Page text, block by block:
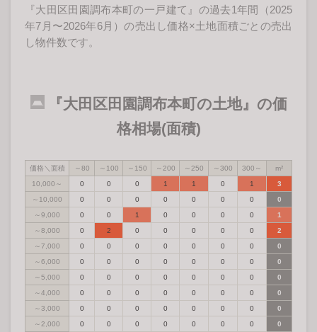
『大田区田園調布本町の一戸建て』の過去1年間（2025
年7月〜2026年6月）の売出し価格×土地面積ごとの売出
し物件数です。
『大田区田園調布本町の土地』の価
格相場(面積)
価格＼面積 ～80 ～100 ～150 ～200 ～250 ～300 300～
m²
10,000～
0 0 0 1 1 0 1
3
～10,000
0 0 0 0 0 0 0
0
～9,000
0 0 1 0 0 0 0
1
～8,000
0 2 0 0 0 0 0
2
～7,000
0 0 0 0 0 0 0
0
～6,000
0 0 0 0 0 0 0
0
～5,000
0 0 0 0 0 0 0
0
～4,000
0 0 0 0 0 0 0
0
～3,000
0 0 0 0 0 0 0
0
～2,000
0 0 0 0 0 0 0
0